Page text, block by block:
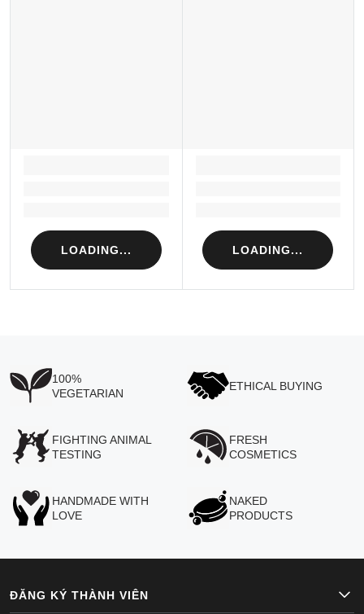
LOADING... LOADING...
100%
VEGETARIAN
ETHICAL BUYING
FIGHTING ANIMAL
TESTING
FRESH
COSMETICS
HANDMADE WITH
LOVE
NAKED
PRODUCTS
ĐĂNG KÝ THÀNH VIÊN